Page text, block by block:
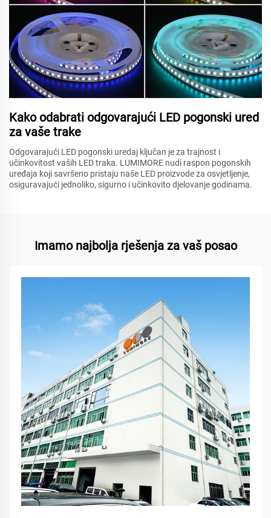
Kako odabrati odgovarajući LED pogonski ured
za vaše trake
Odgovarajući LED pogonski uredaj ključan je za trajnost i
učinkovitost vaših LED traka. LUMIMORE nudi raspon pogonskih
uređaja koji savršeno pristaju naše LED proizvode za osvjetljenje,
osiguravajući jednoliko, sigurno i učinkovito djelovanje godinama.
Imamo najbolja rješenja za vaš posao